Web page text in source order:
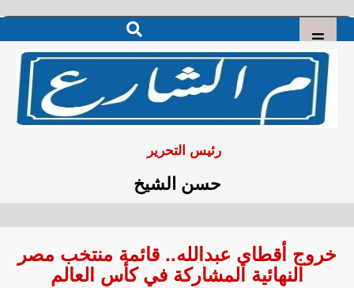
رئيس التحرير
حسن الشيخ
خروج أقطاي عبدالله.. قائمة منتخب مصر
النهائية المشاركة في كأس العالم